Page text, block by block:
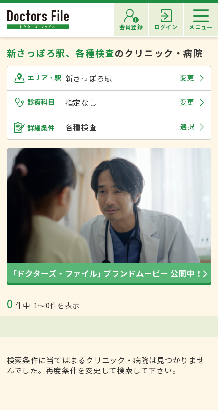
会員登録 ログイン メニュー
新さっぽろ駅、各種検査のクリニック・病院
エリア・駅 新さっぽろ駅 変更
診療科目 指定なし 変更
詳細条件 各種検査 選択
0 件中 1〜0件を表示
検索条件に当てはまるクリニック・病院は見つかりませ
んでした。再度条件を変更して検索して下さい。